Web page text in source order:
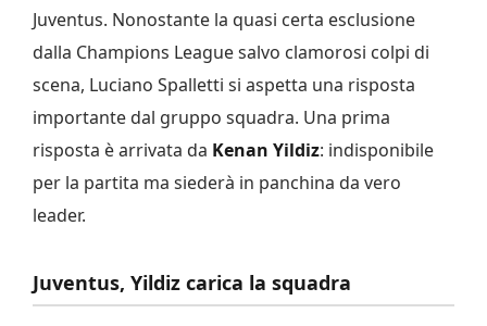
Juventus. Nonostante la quasi certa esclusione
dalla Champions League salvo clamorosi colpi di
scena, Luciano Spalletti si aspetta una risposta
importante dal gruppo squadra. Una prima
risposta è arrivata da Kenan Yildiz: indisponibile
per la partita ma siederà in panchina da vero
leader.
Juventus, Yildiz carica la squadra